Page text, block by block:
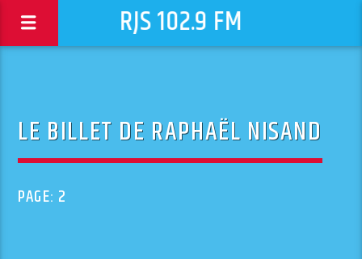
RJS 102.9 FM
LE BILLET DE RAPHAËL NISAND
PAGE: 2